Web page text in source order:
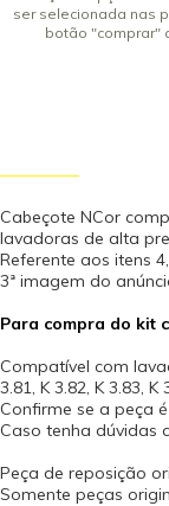
ser selecionada nas
botão "comprar"
Cabeçote NCor
lavadoras de alta
Referente aos itens
3ª imagem do
Para compra do kit
Compatível com
3.81, K 3.82, K 3.83, K
Confirme se a peça
Caso tenha dúvidas
Peça de reposição
Somente peças